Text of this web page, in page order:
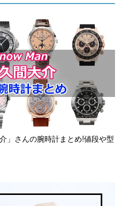
」さんの腕時計まとめ!値段や型